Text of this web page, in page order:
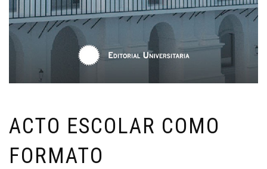
ACTO ESCOLAR COMO
FORMATO